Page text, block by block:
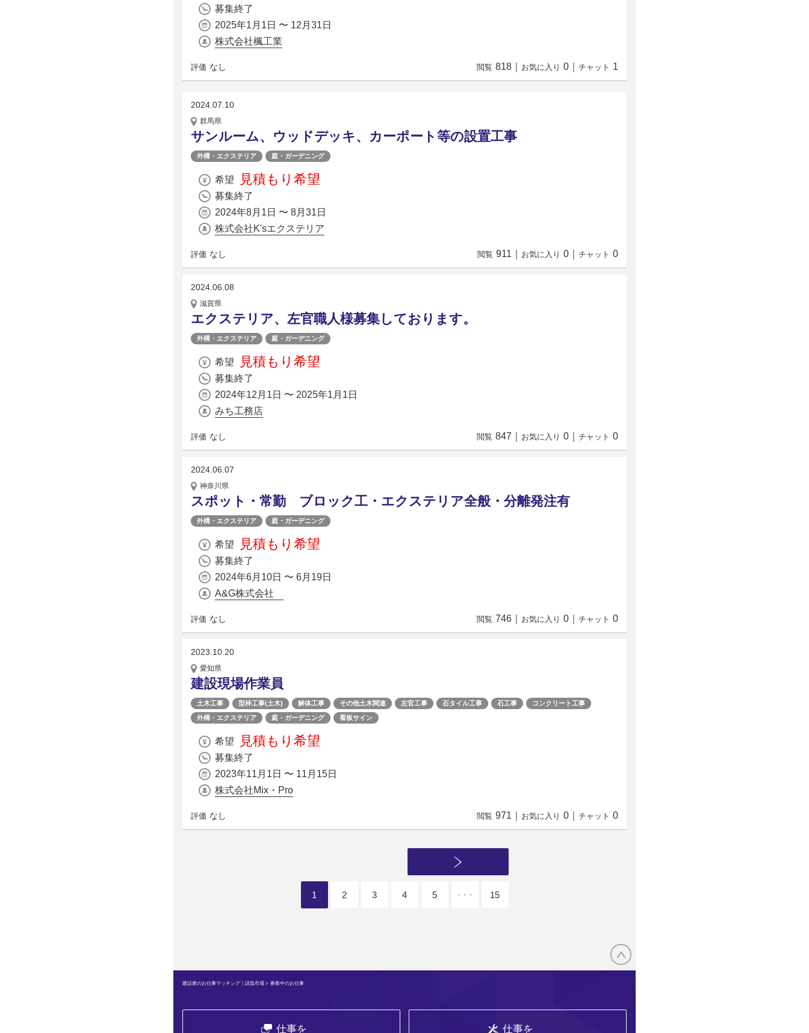
募集終了
2025年1月1日 〜 12月31日
株式会社楓工業
評価 なし 閲覧 818 お気に入り 0 チャット 1
2024.07.10
群馬県
サンルーム、ウッドデッキ、カーポート等の設置工事
外構・エクステリア 庭・ガーデニング
希望 見積もり希望
募集終了
2024年8月1日 〜 8月31日
株式会社K'sエクステリア
評価 なし 閲覧 911 お気に入り 0 チャット 0
2024.06.08
滋賀県
エクステリア、左官職人様募集しております。
外構・エクステリア 庭・ガーデニング
希望 見積もり希望
募集終了
2024年12月1日 〜 2025年1月1日
みち工務店
評価 なし 閲覧 847 お気に入り 0 チャット 0
2024.06.07
神奈川県
スポット・常勤 ブロック工・エクステリア全般・分離発注有
外構・エクステリア 庭・ガーデニング
希望 見積もり希望
募集終了
2024年6月10日 〜 6月19日
A&G株式会社
評価 なし 閲覧 746 お気に入り 0 チャット 0
2023.10.20
愛知県
建設現場作業員
土木工事 型枠工事(土木) 解体工事 その他土木関連 左官工事 石タイル工事 石工事
コンクリート工事
外構・エクステリア
庭・ガーデニング 看板サイン
希望 見積もり希望
募集終了
2023年11月1日 〜 11月15日
株式会社Mix・Pro
評価 なし 閲覧 971 お気に入り 0 チャット 0
1 2 3 4 5 ・・・ 15
建設業のお仕事マッチング｜請負市場 > 募集中のお仕事
仕事を 仕事を